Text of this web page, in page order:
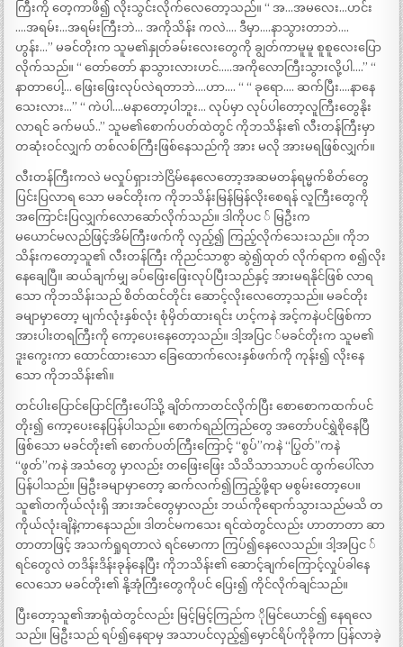
ကြီးကို တေ့ကာဖိ၍ လိုးသွင်းလိုက်လေတော့သည်။ “ အ…အမလေး…ဟင်း
….အရမ်း…အရမ်းကြီးဘဲ… အကိုသိန်း ကလဲ…. ဒီမှာ….နာသွားတာဘဲ….
ဟွန်း…” မခင်တိုးက သူမ၏နှုတ်ခမ်းလေးတွေကို ချွတ်ကာမူမူ စူစူလေးပြော
လိုက်သည်။ “ တော်တော် နာသွားလားဟင်…..အကိုလောကြီးသွားလို့ပါ….” “
နာတာပေါ့… ဖြေးဖြေးလုပ်လဲရတာဘဲ….ဟာ…. “ “ ခုရော…. ဆက်ပြီး….နာနေ
သေးလား…” “ ကဲပါ….မနာတော့ပါဘူး… လုပ်မှာ လုပ်ပါတော့လူကြီးတွေနိုး
လာရင် ခက်မယ်..” သူမ၏စောက်ပတ်ထဲတွင် ကိုဘသိန်း၏ လီးတန်ကြီးမှာ
တဆုံးဝင်လျှက် တစ်လစ်ကြီးဖြစ်နေသည်ကို အား မလို အားမရဖြစ်လျှက်။
လီးတန်ကြီးကလဲ မလှုပ်ရှားဘဲငြိမ်နေလေတော့အဆမတန်ရမ္မက်စိတ်တွေ
ပြင်းပြလာရ သော မခင်တိုးက ကိုဘသိန်းမြန်မြန်လိုးစေရန် လူကြီးတွေကို
အကြောင်းပြလျှက်လောဆော်လိုက်သည်။ ဒါကိုပင ် မြဦးက
မယောင်မလည်ဖြင့်အိမ်ကြီးဖက်ကို လှည့်၍ ကြည့်လိုက်သေးသည်။ ကိုဘ
သိန်းကတော့သူ၏ လီးတန်ကြီး ကိုညင်သာစွာ ဆွဲ၍ထုတ် လိုက်ရာက စ၍လိုး
နေချေပြီ။ ဆယ်ချက်မျှ ခပ်ဖြေးဖြေးလုပ်ပြီးသည်နှင့် အားမရနိုင်ဖြစ် လာရ
သော ကိုဘသိန်းသည် စိတ်ထင်တိုင်း ဆောင့်လိုးလေတော့သည်။ မခင်တိုး
ခမျာမှာတော့ မျက်လုံးနှစ်လုံး စုံမှိတ်ထားရင်း ဟင့်ကနဲ အင့်ကနဲပင်ဖြစ်ကာ
အားပါးတရကြီးကို ကော့ပေးနေတော့သည်။ ဒါ့အပြင ်မခင်တိုးက သူမ၏
ဒူးကွေးကာ ထောင်ထားသော ခြေထောက်လေးနှစ်ဖက်ကို ကုန်း၍ လိုးနေ
သော ကိုဘသိန်း၏။
တင်ပါးပြောင်ပြောင်ကြီးပေါ်သို့ ချိတ်ကာတင်လိုက်ပြီး စောစောကထက်ပင်
တိုး၍ ကော့ပေးနေပြန်ပါသည်။ စောက်ရည်ကြည်တွေ အတော်ပင်ရွှဲစိုနေပြီ
ဖြစ်သော မခင်တိုး၏ စောက်ပတ်ကြီးကြောင့် “စွပ်”ကနဲ “ပြွတ်”ကနဲ
“ဖွတ်”ကနဲ အသံတွေ မှာလည်း တဖြေးဖြေး သိသိသာသာပင် ထွက်ပေါ်လာ
ပြန်ပါသည်။ မြဦးခမျာမှာတော့ ဆက်လက်၍ကြည့်ဖို့ရာ မစွမ်းတော့ပေ။
သူ၏တကိုယ်လုံးရှိ အားအင်တွေမှာလည်း ဘယ်ကိုရောက်သွားသည်မသိ တ
ကိုယ်လုံးချိနဲ့ကာနေသည်။ ဒါတင်မကသေး ရင်ထဲတွင်လည်း ဟာတာတာ ဆာ
တာတာဖြင့် အသက်ရှုရတာလဲ ရင်မောကာ ကြပ်၍နေလေသည်။ ဒါ့အပြင ်
ရင်တွေလဲ တဒိန်းဒိန်းခုန်နေပြီး ကိုဘသိန်း၏ ဆောင့်ချက်ကြောင့်လှုပ်ခါနေ
လေသော မခင်တိုး၏ နို့အုံကြီးတွေကိုပင် ပြေး၍ ကိုင်လိုက်ချင်သည်။
ပြီးတော့သူ၏အာရုံထဲတွင်လည်း မြင့်မြင့်ကြည်က ိုမြင်ယောင်၍ နေရလေ
သည်။ မြဦးသည် ရပ်၍နေရာမှ အသာပင်လှည့်၍မှောင်ရိပ်ကိုခိုကာ ပြန်လာခဲ့